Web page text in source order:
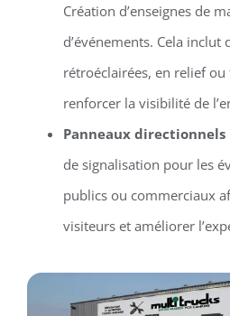
Création d’enseignes de
d’événements. Cela inclut
rétroéclairées, en relief
renforcer la visibilité de
Panneaux directionnels
de signalisation pour les
publics ou commerciaux
visiteurs et améliorer